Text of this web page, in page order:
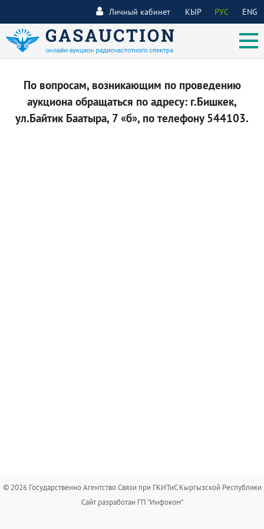
КЫР РУС ENG
Личный кабинет
По вопросам, возникающим по проведению
аукциона обращаться по адресу: г.Бишкек,
ул.Байтик Баатыра, 7 «б», по телефону 544103.
© 2026 Государственно Агентство Связи при ГКИТиС Кыргызской Республики
Сайт разработан ГП "Инфоком"